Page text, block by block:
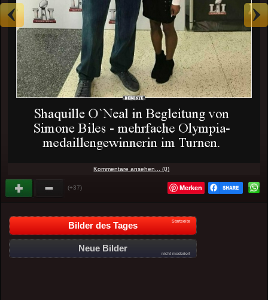
Kommentare ansehen... (0)
(+37) Merken
Bilder des Tages Startseite
Neue Bilder
nicht moderiert